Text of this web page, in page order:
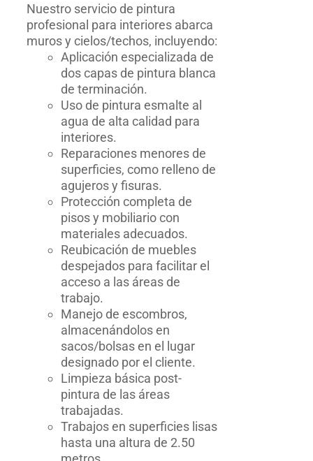
Nuestro servicio de pintura
profesional para interiores abarca
muros y cielos/techos, incluyendo:
Aplicación especializada de
dos capas de pintura blanca
de terminación.
Uso de pintura esmalte al
agua de alta calidad para
interiores.
Reparaciones menores de
superficies, como relleno de
agujeros y fisuras.
Protección completa de
pisos y mobiliario con
materiales adecuados.
Reubicación de muebles
despejados para facilitar el
acceso a las áreas de
trabajo.
Manejo de escombros,
almacenándolos en
sacos/bolsas en el lugar
designado por el cliente.
Limpieza básica post-
pintura de las áreas
trabajadas.
Trabajos en superficies lisas
hasta una altura de 2.50